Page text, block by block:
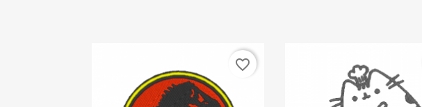
favorite_border